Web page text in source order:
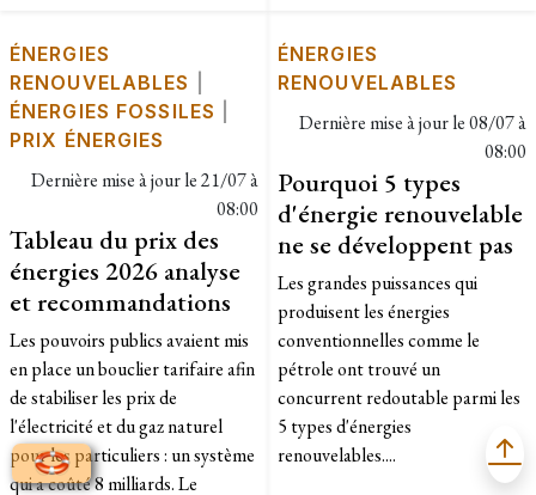
ÉNERGIES
RENOUVELABLES
ÉNERGIES FOSSILES
PRIX ÉNERGIES
Dernière mise à jour le21/07 à
08:00
Tableau du prix des
énergies 2026 analyse
et recommandations
Les pouvoirs publics avaient mis
en place un bouclier tarifaire afin
de stabiliser les prix de
l'électricité et du gaz naturel
pour les particuliers : un système
qui a coûté 8 milliards. Le
ÉNERGIES
RENOUVELABLES
Dernière mise à jour le08/07 à
08:00
Pourquoi 5 types
d'énergie renouvelable
ne se développent pas
Les grandes puissances qui
produisent les énergies
conventionnelles comme le
pétrole ont trouvé un
concurrent redoutable parmi les
5 types d'énergies
renouvelables....